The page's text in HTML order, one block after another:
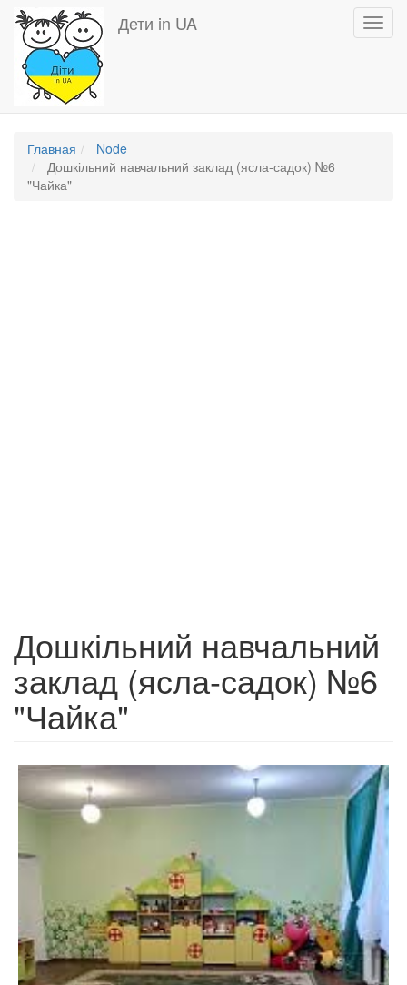
Перейти
основному
содержанию
Дети in UA
Главная
Node
Дошкільний навчальний заклад (ясла-садок) №6
"Чайка"
Дошкільний навчальний
заклад (ясла-садок) №6
"Чайка"